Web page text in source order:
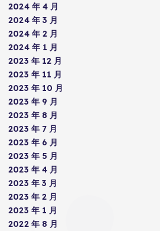
2024 年 4 月
2024 年 3 月
2024 年 2 月
2024 年 1 月
2023 年 12 月
2023 年 11 月
2023 年 10 月
2023 年 9 月
2023 年 8 月
2023 年 7 月
2023 年 6 月
2023 年 5 月
2023 年 4 月
2023 年 3 月
2023 年 2 月
2023 年 1 月
2022 年 8 月